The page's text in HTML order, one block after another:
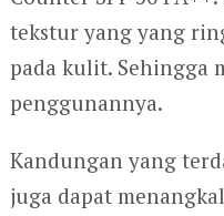
tekstur yang yang
pada kulit. Sehingga
penggunannya.
Kandungan yang
juga dapat